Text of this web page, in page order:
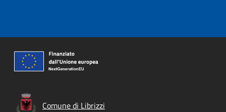
Comune di Librizzi